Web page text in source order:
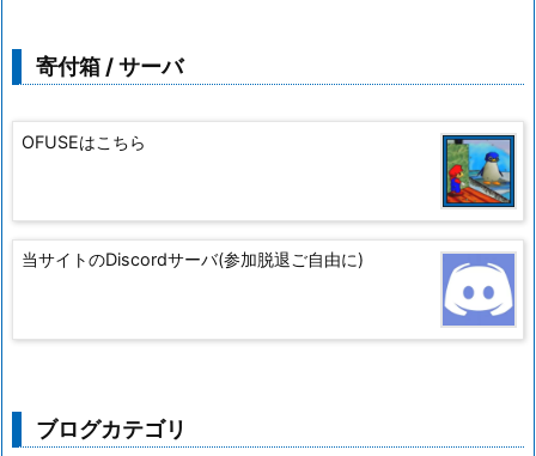
寄付箱 / サーバ
OFUSEはこちら
当サイトのDiscordサーバ(参加脱退ご自由に)
ブログカテゴリ